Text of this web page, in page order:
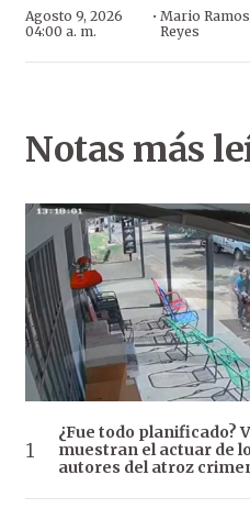
Agosto 9, 2026
04:00 a. m.
· Mario Ramos
Reyes
Notas más
¿Fue todo planificado?
muestran el actuar de
autores del atroz